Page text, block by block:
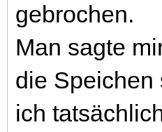
gebrochen.
Man sagte
die Speichen
ich